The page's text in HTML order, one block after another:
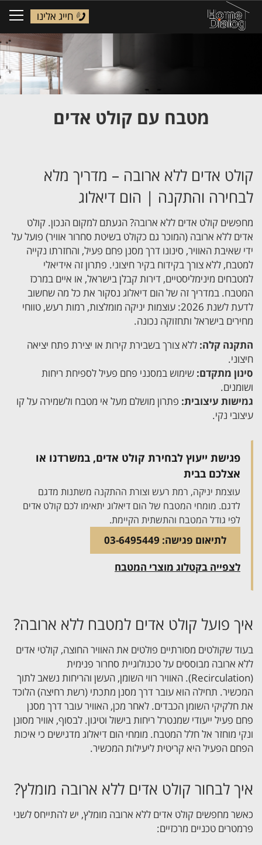
חייג אלינו
מטבח עם קולט אדים
קולט אדים ללא ארובה – מדריך מלא
לבחירה והתקנה | הום דיאלוג
מחפשים קולט אדים ללא ארובה? הגעתם למקום הנכון. קולט
אדים ללא ארובה (המוכר גם כקולט בשיטת סחרור אוויר) פועל על
ידי שאיבת האוויר, סינונו דרך מסנן פחם פעיל, והחזרתו נקייה
למטבח, ללא צורך בקידוח בקיר חיצוני. פתרון זה אידיאלי
למטבחים מינימליסטיים, דירות קבלן בישראל, או איים במרכז
המטבח. במדריך זה של הום דיאלוג נסקור את כל מה שחשוב
לדעת לשנת 2026: עוצמות יניקה מומלצות, רמות רעש, טווחי
מחירים בישראל ותחזוקה נכונה.
התקנה קלה: ללא צורך בשבירת קירות או יצירת פתח יציאה
חיצוני.
סינון מתקדם: שימוש במסנני פחם פעיל לספיחת ריחות
ושומנים.
גמישות עיצובית: פתרון מושלם מעל אי מטבח ולשמירה על קו
עיצובי נקי.
פגישת ייעוץ לבחירת קולט אדים, במשרדנו או
אצלכם בבית
עוצמת יניקה, רמת רעש וצורת ההתקנה משתנות מדגם
לדגם. מומחי המטבח של הום דיאלוג יתאימו לכם קולט אדים
לפי גודל המטבח והתשתית הקיימת.
לתיאום פגישה: 03-6495449
לצפייה בקטלוג מוצרי המטבח
איך פועל קולט אדים למטבח ללא ארובה?
בעוד שקולטים מסורתיים פולטים את האוויר החוצה, קולטי אדים
ללא ארובה מבוססים על טכנולוגיית סחרור פנימית
(Recirculation). האוויר רווי השומן, העשן והריחות נשאב לתוך
המכשיר. תחילה הוא עובר דרך מסנן מתכתי (רשת רחיצה) הלוכד
את חלקיקי השומן הכבדים. לאחר מכן, האוויר עובר דרך מסנן
פחם פעיל ייעודי שמנטרל ריחות בישול וטיגון. לבסוף, אוויר מסונן
ונקי מוחזר אל חלל המטבח. מומחי הום דיאלוג מדגישים כי איכות
הפחם הפעיל היא קריטית ליעילות המכשיר.
איך לבחור קולט אדים ללא ארובה מומלץ?
כאשר מחפשים קולט אדים ללא ארובה מומלץ, יש להתייחס לשני
פרמטרים טכניים מרכזיים: